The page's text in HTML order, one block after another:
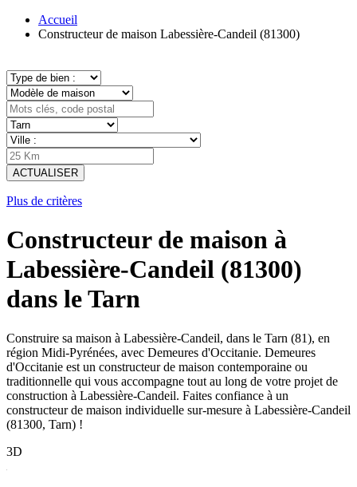
Accueil
Constructeur de maison Labessière-Candeil (81300)
ACTUALISER
Plus de critères
Constructeur de maison à
Labessière-Candeil (81300)
dans le Tarn
Construire sa maison à Labessière-Candeil, dans le Tarn (81), en
région Midi-Pyrénées, avec Demeures d'Occitanie. Demeures
d'Occitanie est un constructeur de maison contemporaine ou
traditionnelle qui vous accompagne tout au long de votre projet de
construction à Labessière-Candeil. Faites confiance à un
constructeur de maison individuelle sur-mesure à Labessière-Candeil
(81300, Tarn) !
3D